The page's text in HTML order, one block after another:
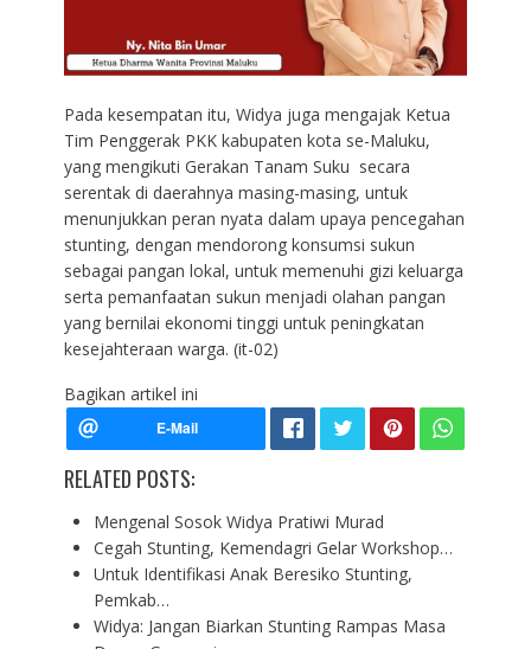
Pada kesempatan itu, Widya juga mengajak Ketua
Tim Penggerak PKK kabupaten kota se-Maluku,
yang mengikuti Gerakan Tanam Suku secara
serentak di daerahnya masing-masing, untuk
menunjukkan peran nyata dalam upaya pencegahan
stunting, dengan mendorong konsumsi sukun
sebagai pangan lokal, untuk memenuhi gizi keluarga
serta pemanfaatan sukun menjadi olahan pangan
yang bernilai ekonomi tinggi untuk peningkatan
kesejahteraan warga. (it-02)
Bagikan artikel ini
RELATED POSTS:
Mengenal Sosok Widya Pratiwi Murad
Cegah Stunting, Kemendagri Gelar Workshop…
Untuk Identifikasi Anak Beresiko Stunting,
Pemkab…
Widya: Jangan Biarkan Stunting Rampas Masa